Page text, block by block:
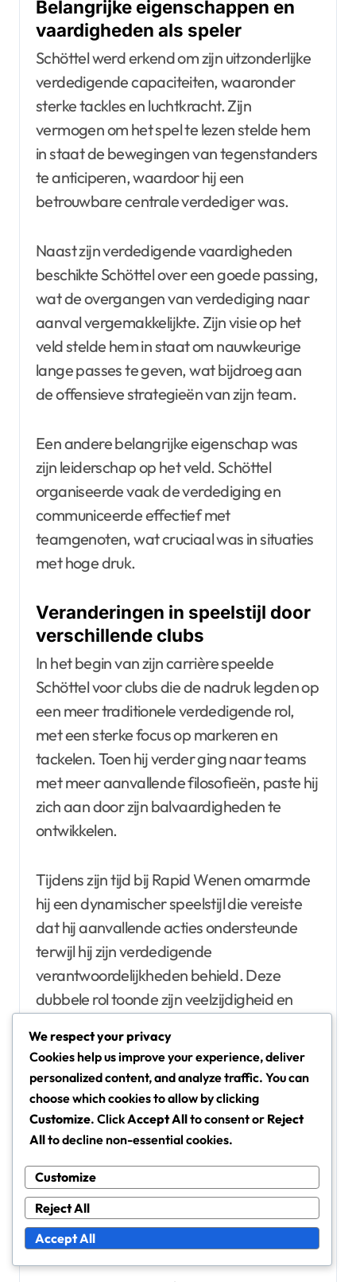
Belangrijke eigenschappen en
vaardigheden als speler
Schöttel werd erkend om zijn uitzonderlijke
verdedigende capaciteiten, waaronder
sterke tackles en luchtkracht. Zijn
vermogen om het spel te lezen stelde hem
in staat de bewegingen van tegenstanders
te anticiperen, waardoor hij een
betrouwbare centrale verdediger was.
Naast zijn verdedigende vaardigheden
beschikte Schöttel over een goede passing,
wat de overgangen van verdediging naar
aanval vergemakkelijkte. Zijn visie op het
veld stelde hem in staat om nauwkeurige
lange passes te geven, wat bijdroeg aan
de offensieve strategieën van zijn team.
Een andere belangrijke eigenschap was
zijn leiderschap op het veld. Schöttel
organiseerde vaak de verdediging en
communiceerde effectief met
teamgenoten, wat cruciaal was in situaties
met hoge druk.
Veranderingen in speelstijl door
verschillende clubs
In het begin van zijn carrière speelde
Schöttel voor clubs die de nadruk legden op
een meer traditionele verdedigende rol,
met een sterke focus op markeren en
tackelen. Toen hij verder ging naar teams
met meer aanvallende filosofieën, paste hij
zich aan door zijn balvaardigheden te
ontwikkelen.
Tijdens zijn tijd bij Rapid Wenen omarmde
hij een dynamischer speelstijl die vereiste
dat hij aanvallende acties ondersteunde
terwijl hij zijn verdedigende
verantwoordelijkheden behield. Deze
dubbele rol toonde zijn veelzijdigheid en
Later in zijn carrière, toen hij naar clubs met
verschillende tactische opstellingen
verhuisde, werd Schöttels
aanpassingsvermogen duidelijk. Hij leerde
zijn positionering en besluitvorming aan te
passen op basis van de algehele strategie
van het team, wat zijn effectiviteit op het
veld verbeterde.
We respect your privacy
Cookies help us improve your experience, deliver
personalized content, and analyze traffic. You can
choose which cookies to allow by clicking
Customize. ClickAccept Allto consent or Reject
Allto decline non-essential cookies.
Customize
Reject All
Accept All